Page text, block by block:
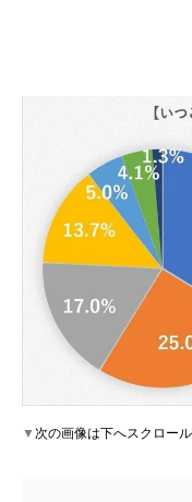
▼次の画像は下へスクロー